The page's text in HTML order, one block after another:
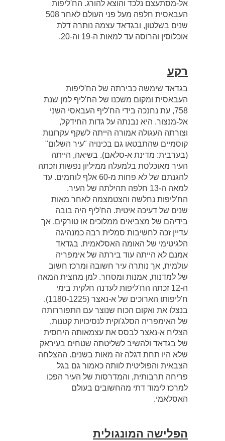
אל-מסתעצם נלכד והוצא להורג. הח'ליפות
העבאסית חלפה מעל פני העולם לאחר 508
שנים בשלטון, ובגדאד עצמה נותרה דלת
אוכלוסין והרוסה עד למאות ה-19 וה-20.
רקע
בגדאד שימשה כבירתה של הח'ליפות
העבאסית ומקום משכנו של הח'ליף למן שנת
758, עת נחנכה בידי הח'ליף העבאסי השני
אל-מנצור. היא נבנתה על גדות החידקל,
וצורתה העגולה אמורה הייתה לשקף עקרונות
קוסמיים שהתבטאו גם בכינויה "עיר השלום"
(בערבית: מדינת א-סלאם). בשיאה, הייתה
העיר מאוכלסת בלמעלה ממיליון נפשות וזכתה
להגנתם של לא פחות מ-60 אלף לוחמים. עד
למאה ה-13 חלפה תהילתה של העיר.
הח'ליפות נחלשה והצטמצמה לאחר מאות
שנים של דעיכה איטית. הח'ליף היה בובה
בידיהם של מצביאים ממלוכים או טורקים, אך
עדיין זכה לחשיבות סמלית רבה כמנהיגה
הלגיטימי של האומה האסלאמית. בגדאד
אמנם לא הייתה עוד בירתה של אימפריה
עולמית, אך נותרה עיר חשובה ומרכז חשוב
של למדנות, אמנות ומסחר. למן מחצית המאה
ה-12 זכתה הח'ליפות לעדנה חלקית בימי
ח'ליפותו הארוכים של א-נאצר (1180-1225).
בנצלו את ואקום הכוח שנוצר עם התפוררותה
של האימפריה הסלג'וקית לנסיכויות קטנות,
הצליח א-נאצר לבסס את עצמאותה היחסית
של בגדאד ולהשיב לשליטתה שטחים בעיראק
שלא היו תחת דגלה זה מאות בשנים. ההצלחה
הצבאית והפוליטית לוותה כאמור גם בגל
פריחה תרבותית, והמדרסות של העיר הפכו
למרכז לימוד דתי מהחשובים בעולם
האסלאמי.
הפלישה המונגולית